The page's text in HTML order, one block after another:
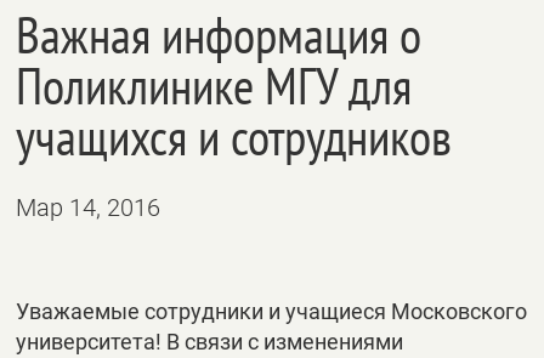
Важная информация о
Поликлинике МГУ для
учащихся и сотрудников
Мар 14, 2016
Уважаемые сотрудники и учащиеся Московского
университета! В связи с изменениями